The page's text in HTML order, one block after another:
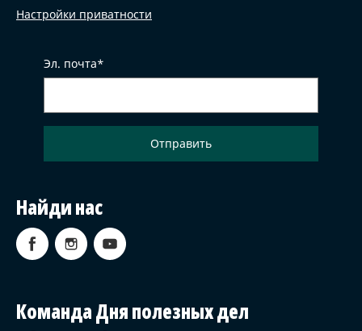
Настройки приватности
Эл. почта
Найди нас
Команда Дня полезных дел